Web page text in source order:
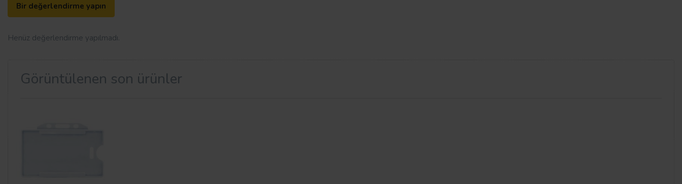
Bir değerlendirme yapın
Henüz değerlendirme yapılmadı.
Görüntülenen son ürünler